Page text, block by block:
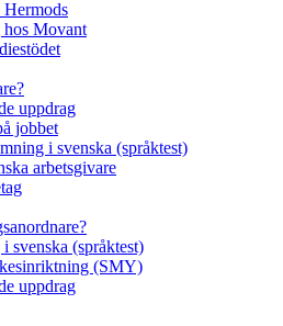
Movant
uppdrag
jobbet
i svenska (språktest)
arbetsgivare
svenska (språktest)
(SMY)
uppdrag